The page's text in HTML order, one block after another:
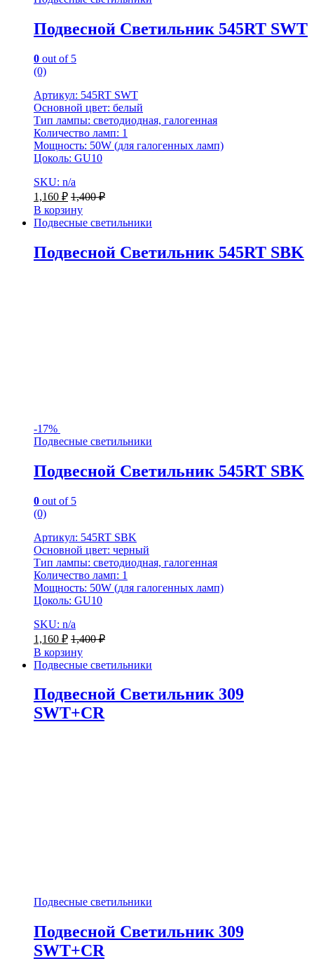
Подвесной Светильник 545RT SWT
0 out of 5
(0)
Артикул: 545RT SWT
Основной цвет: белый
Тип лампы: светодиодная, галогенная
Количество ламп: 1
Мощность: 50W (для галогенных ламп)
Цоколь: GU10
SKU: n/a
1,160 ₽ 1,400₽
В корзину
Подвесные светильники
Подвесной Светильник 545RT SBK
-17%
Подвесные светильники
Подвесной Светильник 545RT SBK
0 out of 5
(0)
Артикул: 545RT SBK
Основной цвет: черный
Тип лампы: светодиодная, галогенная
Количество ламп: 1
Мощность: 50W (для галогенных ламп)
Цоколь: GU10
SKU: n/a
1,160 ₽ 1,400₽
В корзину
Подвесные светильники
Подвесной Светильник 309
SWT+CR
Подвесные светильники
Подвесной Светильник 309
SWT+CR